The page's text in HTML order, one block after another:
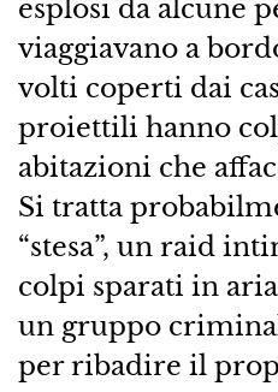
esplosi da alcune
viaggiavano a
volti coperti dai
proiettili hanno
abitazioni che
Si tratta
“stesa”, un raid
colpi sparati in
un gruppo
per ribadire il